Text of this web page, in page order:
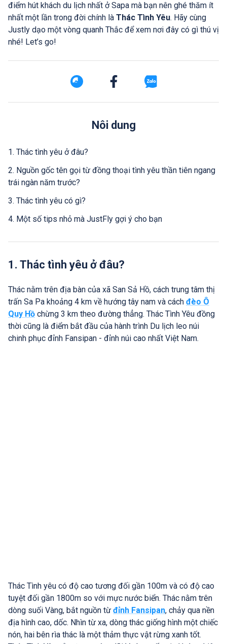
điểm hút khách du lịch nhất ở Sapa mà bạn nên ghé thăm ít
nhất một lần trong đời chính là Thác Tình Yêu. Hãy cùng
Justly dạo một vòng quanh Thắc để xem nơi đây có gì thú vị
nhé! Let’s go!
Nôi dung
1. Thác tình yêu ở đâu?
2. Nguồn gốc tên gọi từ đồng thoại tình yêu thần tiên ngang
trái ngàn năm trước?
3. Thác tình yêu có gì?
4. Một số tips nhỏ mà JustFly gợi ý cho bạn
1. Thác tình yêu ở đâu?
Thác nằm trên địa bàn của xã San Sả Hồ, cách trung tâm thị
trấn Sa Pa khoảng 4 km về hướng tây nam và cách đèo Ô
Quy Hồ chừng 3 km theo đường thẳng. Thác Tình Yêu đồng
thời cũng là điểm bắt đầu của hành trình Du lịch leo núi
chinh phục đỉnh Fansipan - đỉnh núi cao nhất Việt Nam.
Thác Tình yêu có độ cao tương đối gần 100m và có độ cao
tuyệt đối gần 1800m so với mực nước biển. Thác nằm trên
dòng suối Vàng, bắt nguồn từ đỉnh Fansipan, chảy qua nền
địa hình cao, dốc. Nhìn từ xa, dòng thác giống hình một chiếc
nón, hai bên rìa thác là một thảm thực vật rừng xanh tốt.